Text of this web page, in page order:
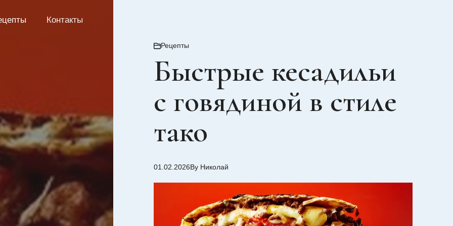
Контакты
Рецепты
Быстрые кесадильи
с говядиной в стиле
тако
01.02.2026By Николай